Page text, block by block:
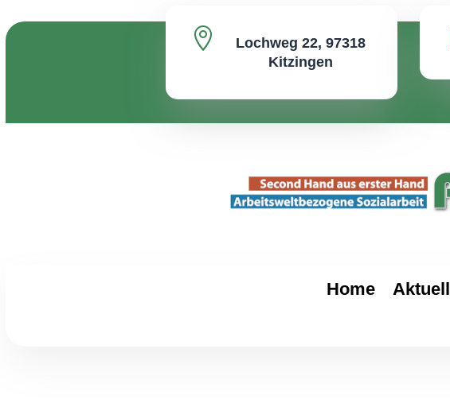

Lochweg 22, 97318
Kitzingen
Home